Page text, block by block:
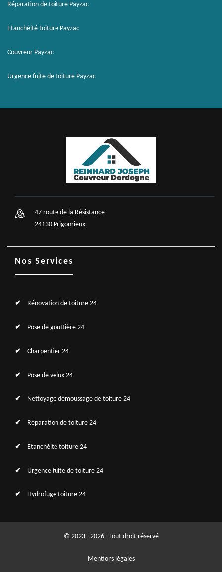
Réparation de toiture Payzac
Etanchéité toiture Payzac
Couvreur Payzac
Urgence fuite de toiture Payzac
47 route de la Résistance
24130 Prigonrieux
Nos Services
Rénovation de toiture 24
Pose de gouttière 24
Charpentier 24
Pose de velux 24
Nettoyage démoussage de toiture 24
Réparation de toiture 24
Etanchéité toiture 24
Urgence fuite de toiture 24
Hydrofuge toiture 24
© 2023 - 2026 - Tout droit réservé
Mentions légales